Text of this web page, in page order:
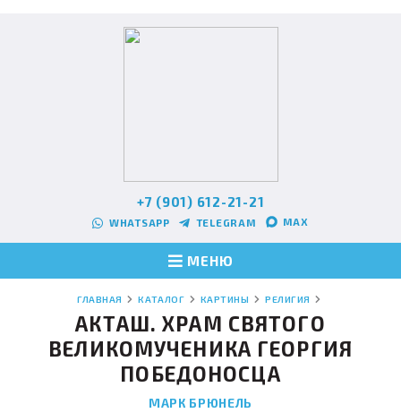
+7 (901) 612-21-21
WHATSAPP TELEGRAM MAX
МЕНЮ
ГЛАВНАЯ КАТАЛОГ КАРТИНЫ РЕЛИГИЯ
АКТАШ. ХРАМ СВЯТОГО
ВЕЛИКОМУЧЕНИКА ГЕОРГИЯ
ПОБЕДОНОСЦА
МАРК БРЮНЕЛЬ